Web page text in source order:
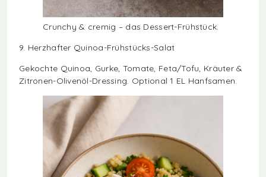
Crunchy & cremig – das Dessert-Frühstück.
9. Herzhafter Quinoa-Frühstücks-Salat
Gekochte Quinoa, Gurke, Tomate, Feta/Tofu, Kräuter &
Zitronen-Olivenöl-Dressing. Optional 1 EL Hanfsamen.